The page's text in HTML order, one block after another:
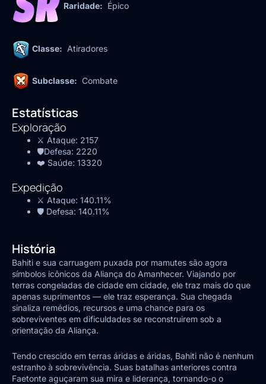
Raridade: Épico
Classe: Atiradores
Subclasse: Combate
Estatísticas
Exploração
⚔️ Ataque: 2157
🛡️Defesa: 2220
❤️ Saúde: 13320
Expedição
⚔️ Ataque: 140.11%
🛡️ Defesa: 140.11%
História
Bahiti e sua carruagem puxada por mamutes são agora
símbolos icônicos da Aliança do Amanhecer. Viajando por
terras congeladas de cidade em cidade, ele traz mais do que
apenas suprimentos — ele traz esperança. Sua chegada
sinaliza remédios, recursos e uma chance para os
sobreviventes em dificuldades se reconstruirem sob a
orientação da Aliança.
Tendo crescido em terras áridas e áridas, Bahiti não é nenhum
estranho à sobrevivência. Suas batalhas anteriores contra
Faetonte aguçaram sua mira e liderança, tornando-o o